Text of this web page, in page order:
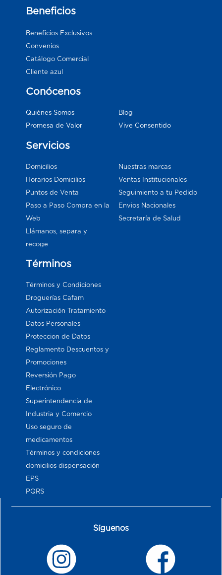
Beneficios
Beneficios Exclusivos
Convenios
Catálogo Comercial
Cliente azul
Conócenos
Quiénes Somos
Promesa de Valor
Blog
Vive Consentido
Servicios
Domicilios
Horarios Domicilios
Puntos de Venta
Paso a Paso Compra en la
Web
Llámanos, separa y
recoge
Nuestras marcas
Ventas Institucionales
Seguimiento a tu Pedido
Envios Nacionales
Secretaría de Salud
Términos
Términos y Condiciones
Droguerías Cafam
Autorización Tratamiento
Datos Personales
Proteccion de Datos
Reglamento Descuentos y
Promociones
Reversión Pago
Electrónico
Superintendencia de
Industria y Comercio
Uso seguro de
medicamentos
Términos y condiciones
domicilios dispensación
EPS
PQRS
Síguenos